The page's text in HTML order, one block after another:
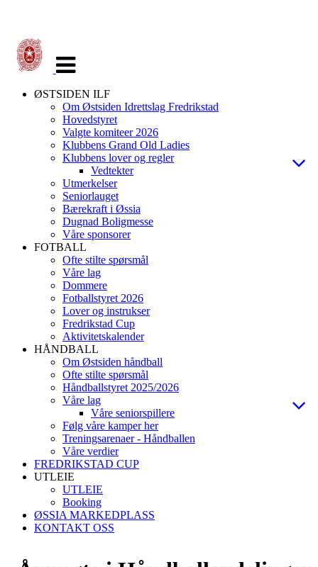
navigasjon
ØSTSIDEN ILF
Om Østsiden Idrettslag Fredrikstad
Hovedstyret
Valgte komiteer 2026
Klubbens Grand Old Ladies
Klubbens lover og regler
Vedtekter
Utmerkelser
Seniorlauget
Bærekraft i Øssia
Dugnad Boligmesse
Våre sponsorer
FOTBALL
Ofte stilte spørsmål
Våre lag
Dommere
Fotballstyret 2026
Lover og instrukser
Fredrikstad Cup
Aktivitetskalender
HÅNDBALL
Om Østsiden håndball
Ofte stilte spørsmål
Håndballstyret 2025/2026
Våre lag
Våre seniorspillere
Følg våre kamper her
Treningsarenaer - Håndballen
Våre verdier
FREDRIKSTAD CUP
UTLEIE
UTLEIE
Booking
ØSSIA MARKEDPLASS
KONTAKT OSS